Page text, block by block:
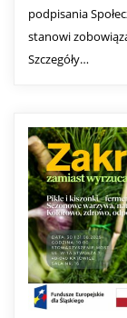
podpisania
stanowi
Szczegóły…